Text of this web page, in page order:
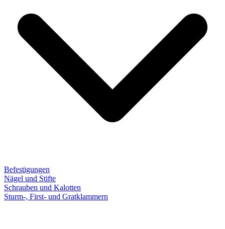
Befestigungen
Nägel und Stifte
Schrauben und Kalotten
Sturm-, First- und Gratklammern